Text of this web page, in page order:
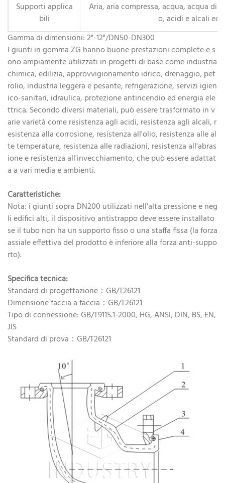
Supporti applica
bili
Aria, aria compressa, acqua, acqua di
o, acidi e alcali ecc.
Gamma di dimensioni: 2"-12"/DN50-DN300
I giunti in gomma ZG hanno buone prestazioni complete e s
ono ampiamente utilizzati in progetti di base come industria
chimica, edilizia, approvvigionamento idrico, drenaggio, pet
rolio, industria leggera e pesante, refrigerazione, servizi igien
ico-sanitari, idraulica, protezione antincendio ed energia ele
ttrica. Secondo diversi materiali, può essere trasformato in v
arie varietà come resistenza agli acidi, resistenza agli alcali, r
esistenza alla corrosione, resistenza all'olio, resistenza alle al
te temperature, resistenza alle radiazioni, resistenza all'abras
ione e resistenza all'invecchiamento, che può essere adattat
a a vari media e ambienti.
Caratteristiche:
Nota: i giunti sopra DN200 utilizzati nell'alta pressione e neg
li edifici alti, il dispositivo antistrappo deve essere installato
se il tubo non ha un supporto fisso o una staffa fissa (la forza
assiale effettiva del prodotto è inferiore alla forza anti-suppo
rto).
Specifica tecnica:
Standard di progettazione：GB/T26121
Dimensione faccia a faccia：GB/T26121
Tipo di connessione: GB/T9115.1-2000, HG, ANSI, DIN, BS, EN,
JIS
Standard di prova：GB/T26121